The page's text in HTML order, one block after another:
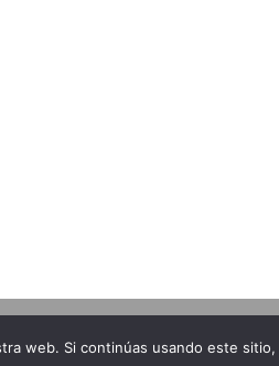
web. Si continúas usando este